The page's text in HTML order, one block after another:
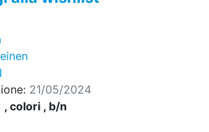
21/05/2024
, colori , b/n